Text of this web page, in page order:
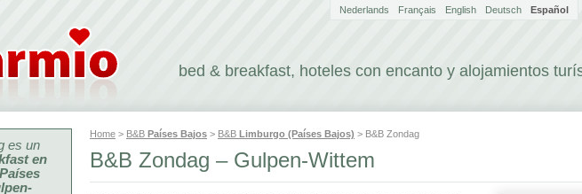
bed & breakfast, hoteles con encanto y alojamientos
Nederlands Français English Deutsch Español
Home > B&B Países Bajos > B&B Limburgo (Países Bajos) > B&B Zondag
B&B Zondag – Gulpen-Wittem
es un
en